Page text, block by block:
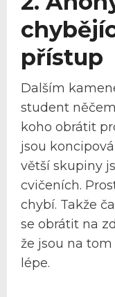
přístup
Dalším
student
koho obrátit
jsou
větší skupiny
cvičeních.
chybí. Takže
se obrátit na
že jsou na
lépe.